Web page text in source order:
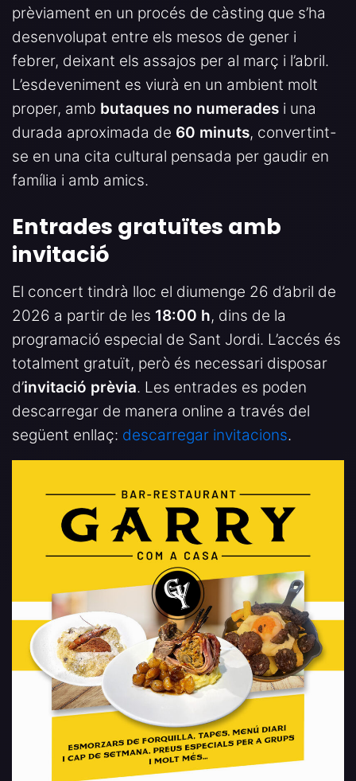
prèviament en un procés de càsting que s’ha
desenvolupat entre els mesos de gener i
febrer, deixant els assajos per al març i l’abril.
L’esdeveniment es viurà en un ambient molt
proper, amb butaques no numerades i una
durada aproximada de 60 minuts, convertint-
se en una cita cultural pensada per gaudir en
família i amb amics.
Entrades gratuïtes amb
invitació
El concert tindrà lloc el diumenge 26 d’abril de
2026 a partir de les 18:00 h, dins de la
programació especial de Sant Jordi. L’accés és
totalment gratuït, però és necessari disposar
d’invitació prèvia. Les entrades es poden
descarregar de manera online a través del
següent enllaç: descarregar invitacions.